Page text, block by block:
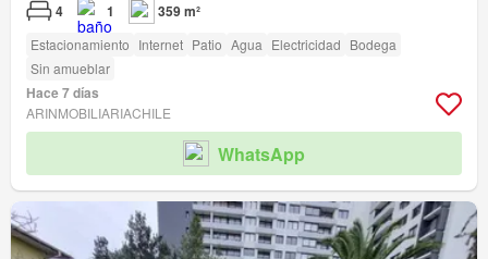
4 1 359 m²
Estacionamiento Internet Patio Agua Electricidad Bodega
Sin amueblar
Hace 7 días
ARINMOBILIARIACHILE
WhatsApp